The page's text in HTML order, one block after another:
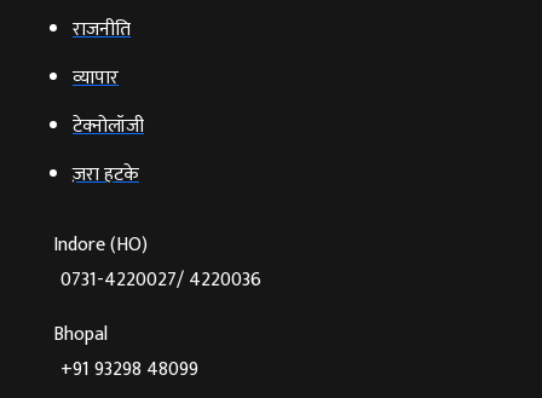
राजनीति
व्‍यापार
टेक्‍नोलॉजी
ज़रा हटके
Indore (HO)
0731-4220027/ 4220036
Bhopal
+91 93298 48099